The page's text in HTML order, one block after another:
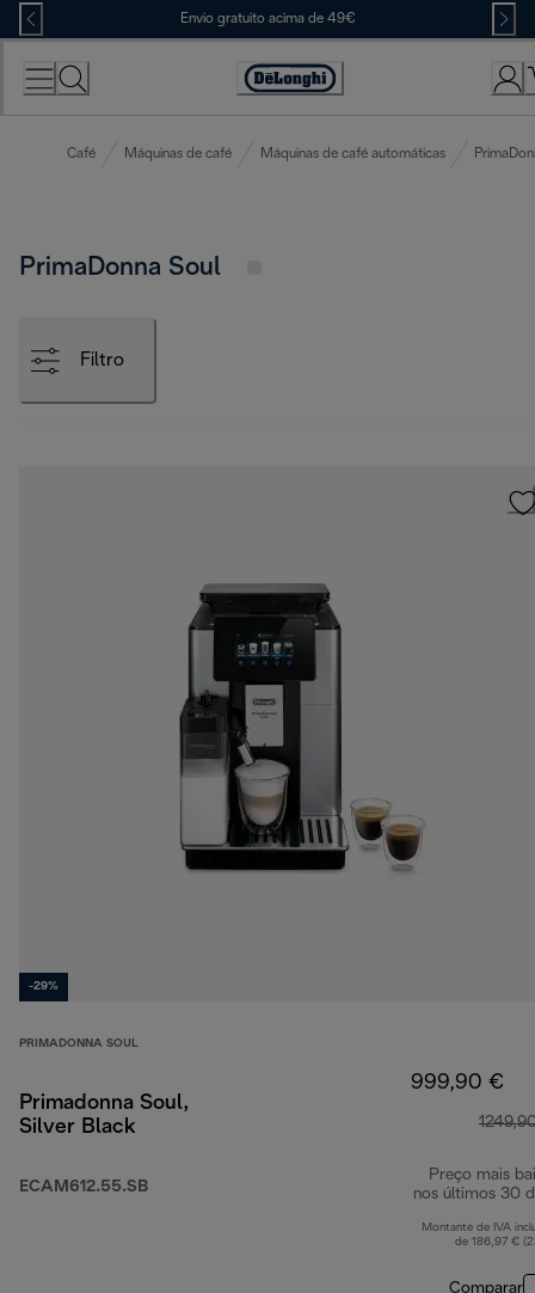
Skip
to
Content
Envio gratuito acima de 49€
Accessibility
Café Máquinas de café Máquinas de café automáticas
PrimaDonna Soul
Filtro
-29%
PRIMADONNA SOUL
Primadonna Soul,
Silver Black
ECAM612.55.SB
999,90 €
Preço mais
nos últimos 30
Montante de IVA
de 186,97 €
Comparar